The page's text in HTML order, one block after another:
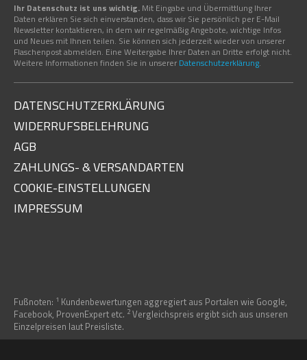
Ihr Datenschutz ist uns wichtig. Mit Eingabe und Übermittlung Ihrer
Daten erklären Sie sich einverstanden, dass wir Sie persönlich per E-Mail
Newsletter kontaktieren, in dem wir regelmäßig Angebote, wichtige Infos
und Neues mit Ihnen teilen. Sie können sich jederzeit wieder von unserer
Flaschenpost abmelden. Eine Weitergabe Ihrer Daten an Dritte erfolgt nicht.
Weitere Informationen finden Sie in unserer Datenschutzerklärung.
DATENSCHUTZERKLÄRUNG
WIDERRUFSBELEHRUNG
AGB
ZAHLUNGS- & VERSANDARTEN
COOKIE-EINSTELLUNGEN
IMPRESSUM
Fußnoten: 1 Kundenbewertungen aggregiert aus Portalen wie Google,
Facebook, ProvenExpert etc. 2 Vergleichspreis ergibt sich aus unseren
Einzelpreisen laut Preisliste.WhatsApp Chat